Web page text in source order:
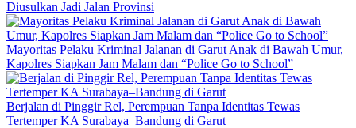
Diusulkan Jadi Jalan Provinsi
Mayoritas Pelaku Kriminal Jalanan di Garut Anak di Bawah Umur,
Kapolres Siapkan Jam Malam dan “Police Go to School”
Berjalan di Pinggir Rel, Perempuan Tanpa Identitas Tewas
Tertemper KA Surabaya–Bandung di Garut